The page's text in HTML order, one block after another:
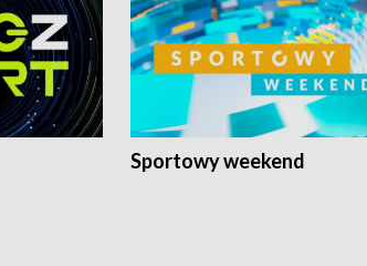
Sportowy weekend